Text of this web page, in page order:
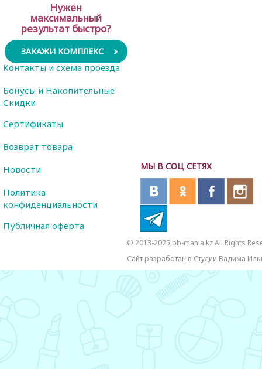
Нужен
максимальный
результат быстро?
ЗАКАЖИ КОМПЛЕКС
МЫ В СОЦ СЕТЯХ
Контакты и схема проезда
Бонусы и Накопительные
Скидки
Сертификаты
Возврат товара
Новости
Политика
конфиденциальности
Публичная оферта
© 2013-2025 bb-mania.kz All Rights
Сайт разработан в Студии Вадима